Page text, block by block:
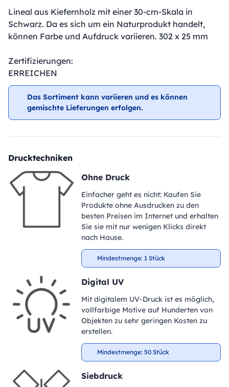
Lineal aus Kiefernholz mit einer 30-cm-Skala in
Schwarz. Da es sich um ein Naturprodukt handelt,
können Farbe und Aufdruck variieren. 302 x 25 mm
Zertifizierungen:
ERREICHEN
Das Sortiment kann variieren und es können
gemischte Lieferungen erfolgen.
Drucktechniken
Ohne Druck
Einfacher geht es nicht: Kaufen Sie
Produkte ohne Ausdrucken zu den
besten Preisen im Internet und erhalten
Sie sie mit nur wenigen Klicks direkt
nach Hause.
Mindestmenge: 1 Stück
Digital UV
Mit digitalem UV-Druck ist es möglich,
vollfarbige Motive auf Hunderten von
Objekten zu sehr geringen Kosten zu
erstellen.
Mindestmenge: 50 Stück
Siebdruck